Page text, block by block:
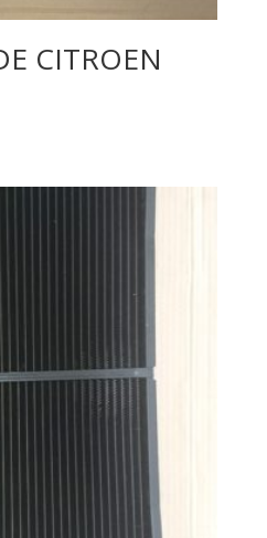
CITROEN